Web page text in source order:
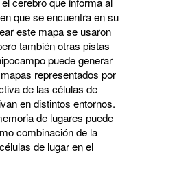
que se encuentra en su
este mapa se usaron
también otras pistas
puede generar
representados por
de las células de
en distintos entornos.
de lugares puede
combinación de la
de lugar en el